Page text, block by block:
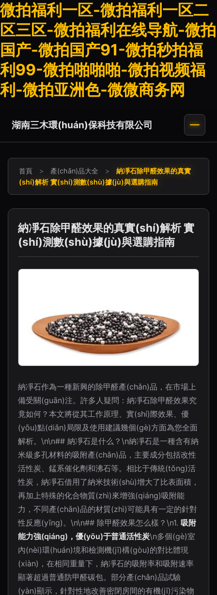
微拍福利一区-微拍福利一区二
区三区-微拍福利在线导航-微拍
国产-微拍国产91-微拍秒拍福
利99-微拍啪啪啪-微拍视频福
利-微拍亚洲色-微微商务网
湖南三木環(huán)保科技有限公司
首頁 > 產(chǎn)品大全 >
納凈石除甲醛效果的真實
(shí)解析 實(shí)測數(shù)據(jù)與選購指南
納凈石除甲醛效果的真實(shí)解析 實
(shí)測數(shù)據(jù)與選購指南
納凈石作為一種新興的除甲醛產(chǎn)品，在市場上
備受關(guān)注。許多人疑問：納凈石除甲醛效果究
竟如何？本文將從其工作原理、實(shí)際效果、優
(yōu)點(diǎn)局限及使用建議幾個(gè)方面為您全面
解析。\n\n## 納凈石是什么？\n納凈石是一種含有納
米級多孔材料的吸附產(chǎn)品，主要成分包括改性
活性炭、錳系催化劑和沸石等。相比于傳統(tǒng)活
性炭，納凈石借用了納米技術(shù)增大了比表面積，
再加上特殊的化合物質(zhì)來增強(qiáng)吸附能
力，不同產(chǎn)品的材質(zhì)可能具有一定的針對
性反應(yīng)。\n\n## 除甲醛效果怎么樣？\n1. 吸附
能力強(qiáng)，優(yōu)于普通活性炭\n多個(gè)室
內(nèi)環(huán)境和檢測機(jī)構(gòu)的對比體現
(xiàn)，在相同重量下，納凈石的吸附率和吸附速率
顯著超過普通防甲醛碳包。部分產(chǎn)品試驗
(yàn)顯示，針對性地改善密閉房間的有機(jī)污染物